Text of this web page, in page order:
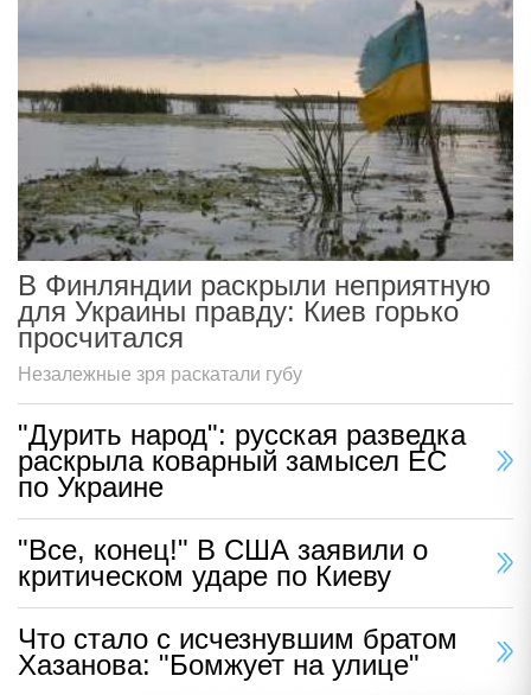
В Финляндии раскрыли неприятную
для Украины правду: Киев горько
просчитался
Незалежные зря раскатали губу
"Дурить народ": русская разведка
раскрыла коварный замысел ЕС
по Украине
"Все, конец!" В США заявили о
критическом ударе по Киеву
Что стало с исчезнувшим братом
Хазанова: "Бомжует на улице"